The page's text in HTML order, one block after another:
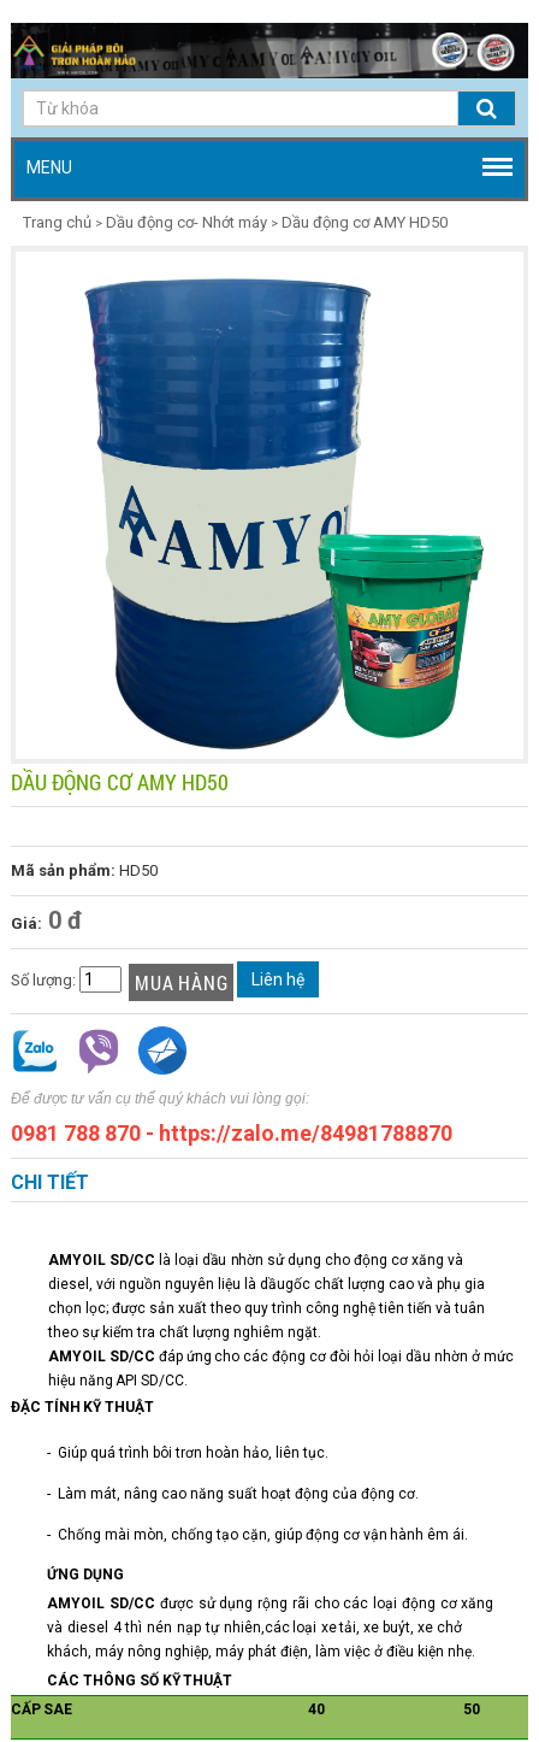
MENU
Trang chủ > Dầu động cơ- Nhớt máy> Dầu động cơ AMY HD50
DẦU ĐỘNG CƠ AMY HD50
Mã sản phẩm: HD50
Giá: 0 đ
Số lượng: Liên hệ
Để được tư vấn cụ thể quý khách vui lòng gọi:
0981 788 870 - https://zalo.me/84981788870
CHI TIẾT
AMYOIL SD/CC là loại dầu nhờn sử dụng cho động cơ xăng và
diesel, với nguồn nguyên liệu là dầugốc chất lượng cao và phụ gia
chọn lọc; được sản xuất theo quy trình công nghệ tiên tiến và tuân
theo sự kiểm tra chất lượng nghiêm ngặt.
AMYOIL SD/CC đáp ứng cho các động cơ đòi hỏi loại dầu nhờn ở mức
hiệu năng API SD/CC.
ĐẶC TÍNH KỸTHUẬT
- Giúp quá trình bôi trơn hoàn hảo, liên tục.
- Làm mát, nâng cao năng suất hoạt động của động cơ.
- Chống mài mòn, chống tạo cặn, giúp động cơ vận hành êm ái.
ỨNG DỤNG
AMYOIL SD/CC được sử dụng rộng rãi cho các loại động cơ xăng
và diesel 4 thì nén nạp tự nhiên, các loại xe tải, xe buýt, xe chở
khách, máy nông nghiệp, máy phát điện, làm việc ở điều kiện nhẹ.
CÁC THÔNG SỐ KỸTHUẬT
CẤP SAE 40 50